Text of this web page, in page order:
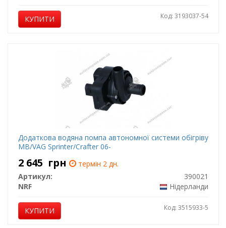
КУПИТИ Код: 3193037-54
Додаткова водяна помпа автономної системи обігріву
MB/VAG Sprinter/Crafter 06-
2 645 грн
термін 2 дн.
Артикул:
390021
NRF
Нідерланди
КУПИТИ Код: 3515933-5